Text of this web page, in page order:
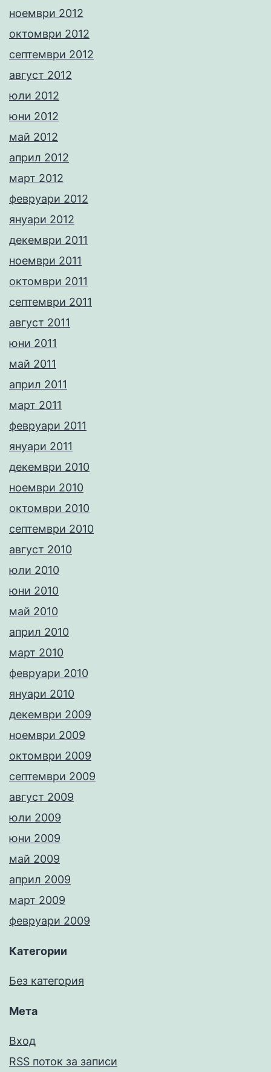
ноември 2012
октомври 2012
септември 2012
август 2012
юли 2012
юни 2012
май 2012
април 2012
март 2012
февруари 2012
януари 2012
декември 2011
ноември 2011
октомври 2011
септември 2011
август 2011
юни 2011
май 2011
април 2011
март 2011
февруари 2011
януари 2011
декември 2010
ноември 2010
октомври 2010
септември 2010
август 2010
юли 2010
юни 2010
май 2010
април 2010
март 2010
февруари 2010
януари 2010
декември 2009
ноември 2009
октомври 2009
септември 2009
август 2009
юли 2009
юни 2009
май 2009
април 2009
март 2009
февруари 2009
Категории
Без категория
Мета
Вход
RSS поток за записи